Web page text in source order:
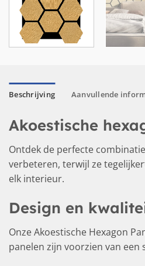
Beschrijving Aanvullende
Akoestische
Ontdek de perfecte
verbeteren, terwijl ze
elk interieur.
Design en
Onze Akoestische Hexagon
panelen zijn voorzien van